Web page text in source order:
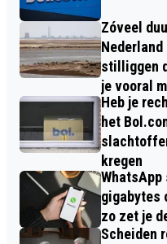
Zóveel
stilliggen
je vooral
Heb je
het
kregen
gigabytes
zo zet je
Scheiden